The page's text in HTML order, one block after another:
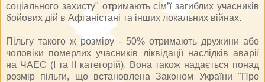
соціального захисту" отримають сім’ї загиблих учасників
бойових дій в Афганістані та інших локальних війнах.
Пільгу такого ж розміру - 50% отримають дружини або
чоловіки померлих учасників ліквідації наслідків аварії
на ЧАЕС (І та ІІ категорій). Вона також надається понад
розмір пільги, що встановлена Законом України "Про